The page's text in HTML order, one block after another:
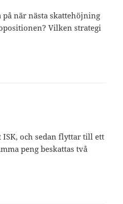
när nästa skattehöjning
Vilken strategi
ISK, och sedan flyttar till ett
peng beskattas två